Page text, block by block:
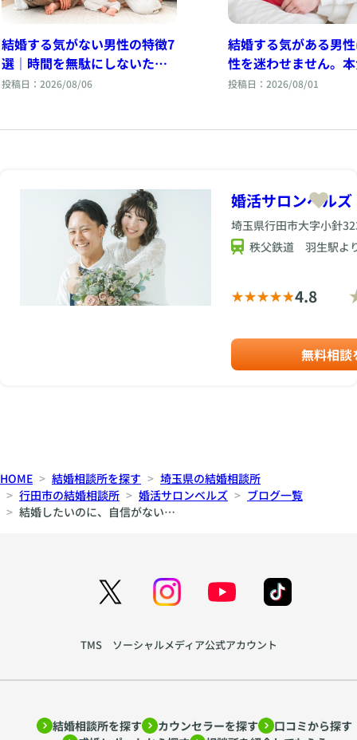
結婚する気がない男性の特徴7
選｜時間を無駄にしないため
に知っておきたい判断基準
投稿日：2026/08/06
結婚する気がある男
性を迷わせません。
性が見せる行動とは
投稿日：2026/08/01
婚活サロンベルズ
埼玉県行田市大字小針
秩父鉄道 羽生駅よ
4.8
無料相談
HOME 結婚相談所を探す
埼玉県の結婚相談所
行田市の結婚相談所
婚活サロンベルズ
ブログ一覧
結婚したいのに、自信がない…
TMS ソーシャルメディア公式アカウント
結婚相談所を探す カウンセラーを探す
口コミから探す